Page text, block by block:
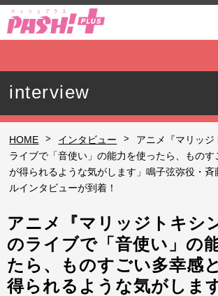
interview
HOME > インタビュー >
アニメ『マリッ
ライブで「音使い」の能力を使ったら、もの
が得られるような気がします」鳴子弦弥役・斉
ルインタビューが到着！
アニメ『マリッジトキシ
のライブで「音使い」の
たら、ものすごい多幸感
得られるような気がしま